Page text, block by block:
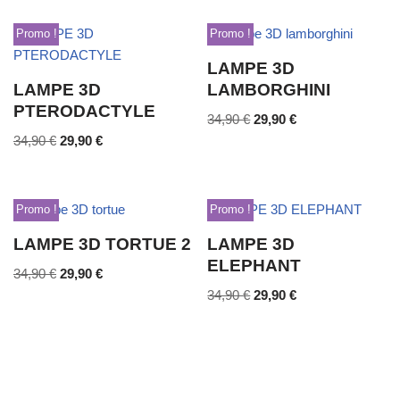
Promo !
LAMPE 3D
PTERODACTYLE
34,90€ 29,90 €
Promo !
LAMPE 3D
LAMBORGHINI
34,90€ 29,90€
Promo !
LAMPE 3D TORTUE 2
34,90€ 29,90 €
Promo !
LAMPE 3D
ELEPHANT
34,90€ 29,90€